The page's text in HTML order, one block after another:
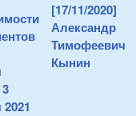
[17/11/2020]
Александр
Тимофеевич
Кынин